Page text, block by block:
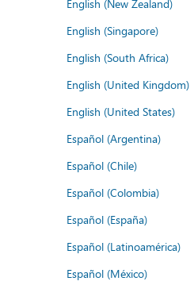
English (New Zealand)
English (Singapore)
English (South Africa)
English (United Kingdom)
English (United States)
Español (Argentina)
Español (Chile)
Español (Colombia)
Español (España)
Español (Latinoamérica)
Español (México)